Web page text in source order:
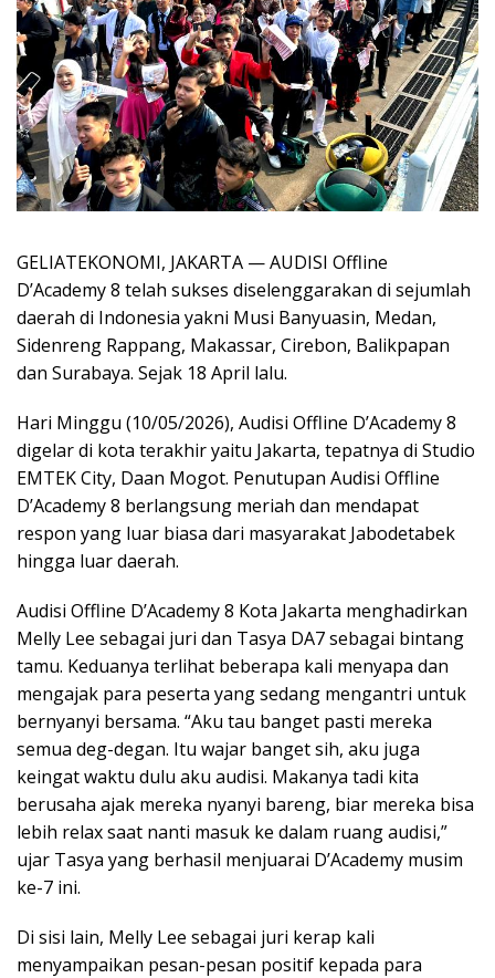
GELIATEKONOMI, JAKARTA — AUDISI Offline
D’Academy 8 telah sukses diselenggarakan di sejumlah
daerah di Indonesia yakni Musi Banyuasin, Medan,
Sidenreng Rappang, Makassar, Cirebon, Balikpapan
dan Surabaya. Sejak 18 April lalu.
Hari Minggu (10/05/2026), Audisi Offline D’Academy 8
digelar di kota terakhir yaitu Jakarta, tepatnya di Studio
EMTEK City, Daan Mogot. Penutupan Audisi Offline
D’Academy 8 berlangsung meriah dan mendapat
respon yang luar biasa dari masyarakat Jabodetabek
hingga luar daerah.
Audisi Offline D’Academy 8 Kota Jakarta menghadirkan
Melly Lee sebagai juri dan Tasya DA7 sebagai bintang
tamu. Keduanya terlihat beberapa kali menyapa dan
mengajak para peserta yang sedang mengantri untuk
bernyanyi bersama. “Aku tau banget pasti mereka
semua deg-degan. Itu wajar banget sih, aku juga
keingat waktu dulu aku audisi. Makanya tadi kita
berusaha ajak mereka nyanyi bareng, biar mereka bisa
lebih relax saat nanti masuk ke dalam ruang audisi,”
ujar Tasya yang berhasil menjuarai D’Academy musim
ke-7 ini.
Di sisi lain, Melly Lee sebagai juri kerap kali
menyampaikan pesan-pesan positif kepada para